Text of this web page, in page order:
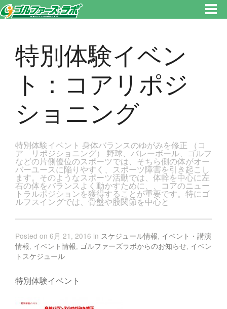
区、若松河田で気軽にゴルフレッスン！
特別体験イベン
ト：コアリポジ
ショニング
特別体験イベント 身体バランスのゆがみを修正 （コ
ア リポジショニング） 野球、バレーボール、ゴルフ
などの片側優位のスポーツでは、そちら側の体がオー
バーユースに陥りやすく、スポーツ障害を引き起こし
ます。そのようなスポーツ活動では、体幹を中心に左
右の体をバランスよく動かすために、、コアのニュー
トラルポジションを獲得することが重要です。特にゴ
ルフスイングでは、骨盤や股関節を中心と
Posted on 6月 21, 2016 in スケジュール情報, イベント・講演
情報, イベント情報, ゴルファーズラボからのお知らせ, イベン
トスケジュール
特別体験イベント